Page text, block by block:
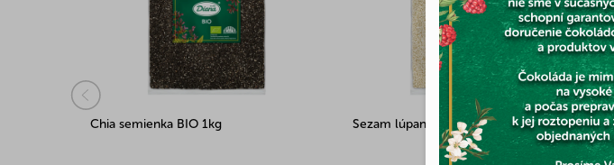
Chia semienka BIO 1kg Sezam lúpaný 1kg